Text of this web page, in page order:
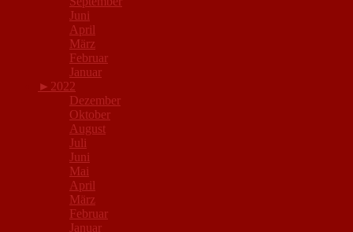
Juni
April
März
Februar
Januar
► 2022
Dezember
Oktober
August
Juli
Juni
Mai
April
März
Februar
Januar